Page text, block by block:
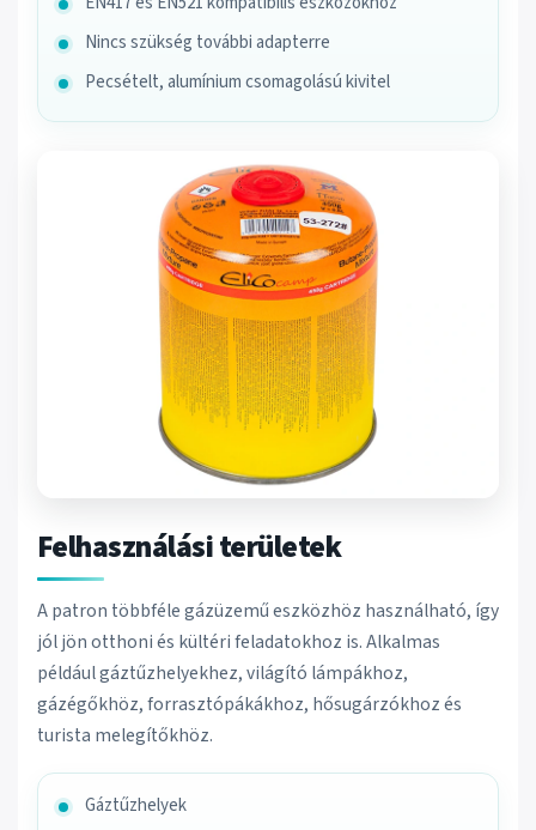
Nincs szükség további adapterre
Pecsételt, alumínium csomagolású kivitel
Felhasználási területek
A patron többféle gázüzemű eszközhöz használható, így
jól jön otthoni és kültéri feladatokhoz is. Alkalmas
például gáztűzhelyekhez, világító lámpákhoz,
gázégőkhöz, forrasztópákákhoz, hősugárzókhoz és
turista melegítőkhöz.
Gáztűzhelyek